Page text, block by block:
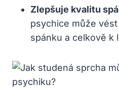
Zlepšuje kvalitu
psychice může
spánku a celkově k